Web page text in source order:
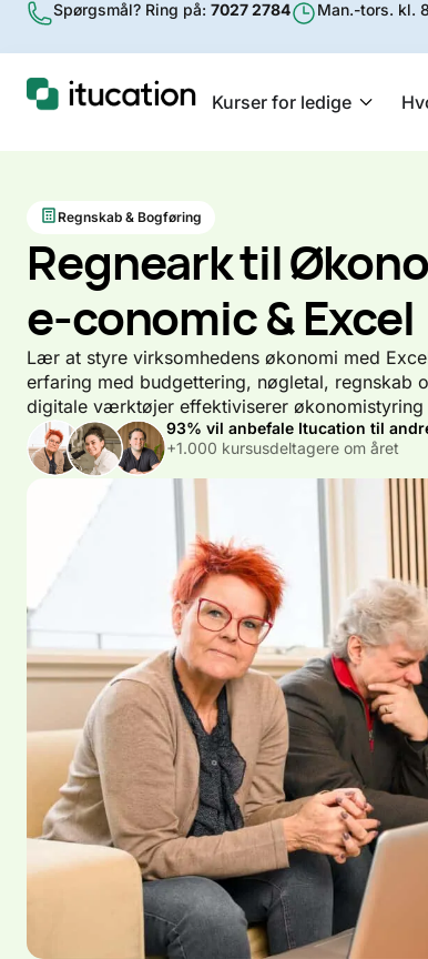
Spørgsmål? Ring på: 7027 2784 Man.-tors. kl.
Kurser for ledige
Regnskab & Bogføring
Regneark til
e-conomic & Excel
Lær at styre virksomhedens økonomi med
erfaring med budgettering, nøgletal,
digitale værktøjer effektiviserer økonomistyring
93% vil anbefale Itucation til
+1.000 kursusdeltagere om året